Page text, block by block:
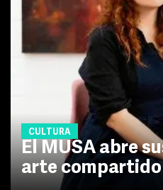
CULTURA
El MUSA abre
arte compartido